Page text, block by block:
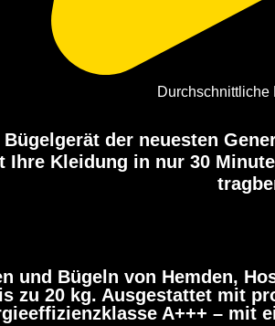
Durchschnittliche
der neuesten
Ihre Kleidung in nur 30
und Bügeln von Hemden,
zu 20 kg. Ausgestattet mit
A+++ – mit